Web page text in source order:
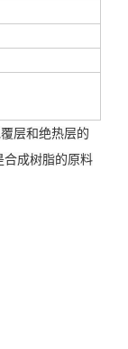
层和绝热层的
合成树脂的原料